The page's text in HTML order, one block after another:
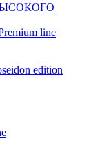
line
edition